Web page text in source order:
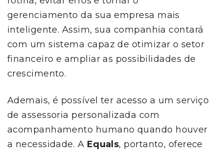
gerenciamento da sua empresa mais
inteligente. Assim, sua companhia contará
com um sistema capaz de otimizar o setor
financeiro e ampliar as possibilidades de
crescimento.
Ademais, é possível ter acesso a um serviço
de assessoria personalizada com
acompanhamento humano quando houver
a necessidade. A Equals, portanto, oferece